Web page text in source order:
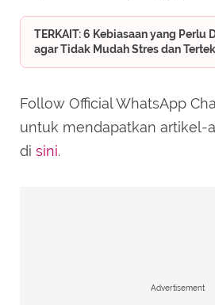
TERKAIT: 6 Kebiasaan yang Perlu
agar Tidak Mudah Stres dan
Follow Official WhatsApp
untuk mendapatkan artikel-
di sini.
Advertisement